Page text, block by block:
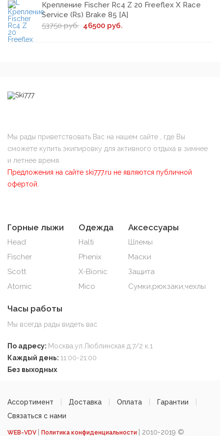
Крепление Fischer Rc4 Z 20 Freeflex X Race
Service (Rs) Brake 85 [A]
53750 руб. 46500 руб.
Мы рады приветствовать Вас на нашем сайте , где Вы
сможете купить экипировку для активного отдыха в зимнее
и летнее время.
Предложения на сайте ski777.ru не являются публичной
офертой.
Горные лыжи
Head
Fischer
Scott
Atomic
Одежда
Halti
Phenix
X-Bionic
Mico
Аксессуары
Шлемы
Маски
Защита
Сумки,рюкзаки,чехлы
Часы работы
Мы всегда рады видеть вас
По адресу: Москва,ул.Люблинская д.7/2 к.1
Каждый день: 11:00-21:00
Без выходных
Ассортимент Доставка Оплата
Гарантии
Связаться с нами
WEB-VDV Политика конфиденциальности
| 2010-2019 ©